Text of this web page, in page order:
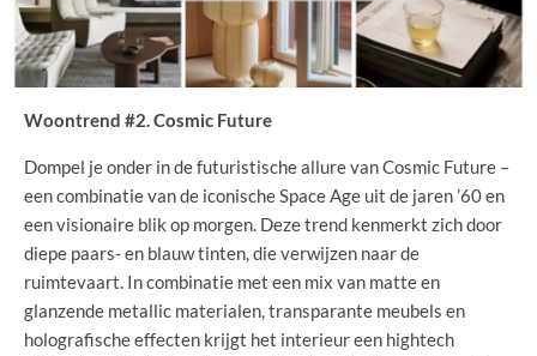
Woontrend #2. Cosmic Future
Dompel je onder in de futuristische allure van Cosmic Future –
een combinatie van de iconische Space Age uit de jaren ’60 en
een visionaire blik op morgen. Deze trend kenmerkt zich door
diepe paars- en blauw tinten, die verwijzen naar de
ruimtevaart. In combinatie met een mix van matte en
glanzende metallic materialen, transparante meubels en
holografische effecten krijgt het interieur een hightech